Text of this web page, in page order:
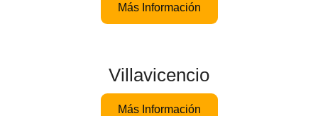
Más Información
Villavicencio
Más Información